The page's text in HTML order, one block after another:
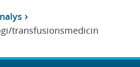
transfusionsmedicin